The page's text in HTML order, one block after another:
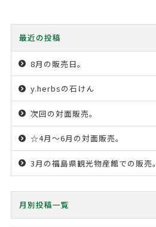
最近の投稿
8月の販売日。
y.herbsの石けん
次回の対面販売。
☆4月〜6月の対面販売。
3月の福島県観光物産館での販売。
月別投稿一覧